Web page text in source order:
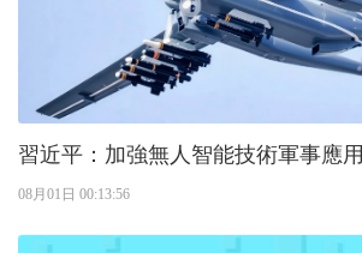
習近平：加強無人智能技術軍事應用
08月01日 00:13:56